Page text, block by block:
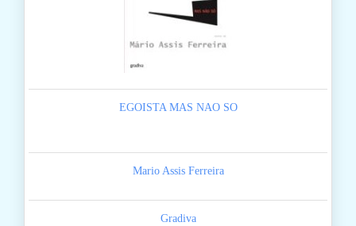
EGOISTA MAS NAO SO
Mario Assis Ferreira
Gradiva